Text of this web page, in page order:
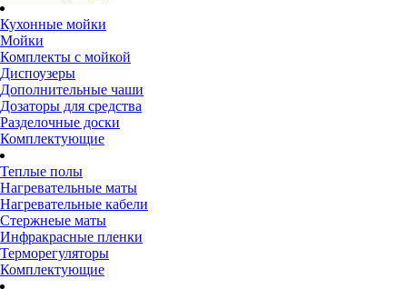
Кухонные мойки
Мойки
Комплекты с мойкой
Диспоузеры
Дополнительные чаши
Дозаторы для средства
Разделочные доски
Комплектующие
Теплые полы
Нагревательные маты
Нагревательные кабели
Стержнеые маты
Инфракрасные пленки
Терморегуляторы
Комплектующие